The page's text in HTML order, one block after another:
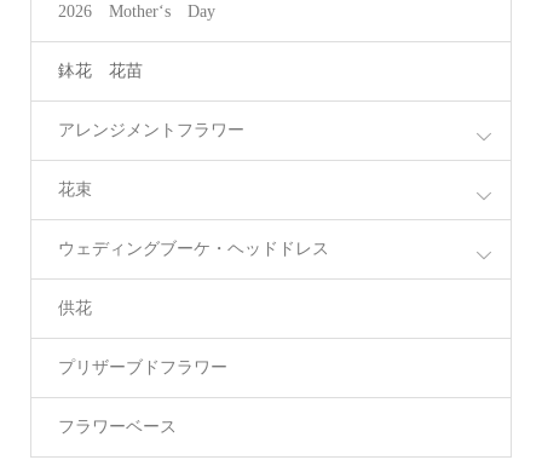
2026 Mother‘s Day
鉢花 花苗
アレンジメントフラワー
花束
ウェディングブーケ・ヘッドドレス
供花
プリザーブドフラワー
フラワーベース